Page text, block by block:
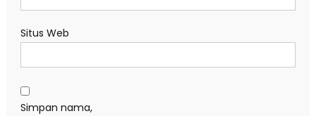
Situs Web
Simpan nama,